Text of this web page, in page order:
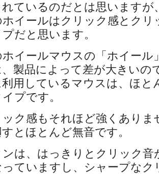
れているのだとは思いますが
ホイールはクリック感とクリ
だと思います。
ホイールマウスの「ホイール
製品によって差が大きいの
利用しているマウスは、ほと
プです。
ック感もそれほど強くありま
すとほとんど無音です。
ンは、はっきりとクリック音
っていますし、シャープなク